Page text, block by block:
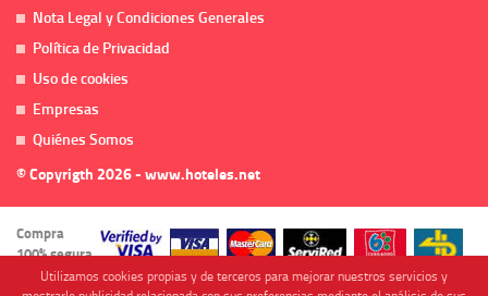
Nota Legal y Condiciones Generales
Política de Privacidad
Uso de cookies
Empresas
Quiénes Somos
© Copyrigth 2026 - www.hoteles.net
Compra
100% segura
Utilizamos cookies propias y de terceros para mejorar nuestros servicios y